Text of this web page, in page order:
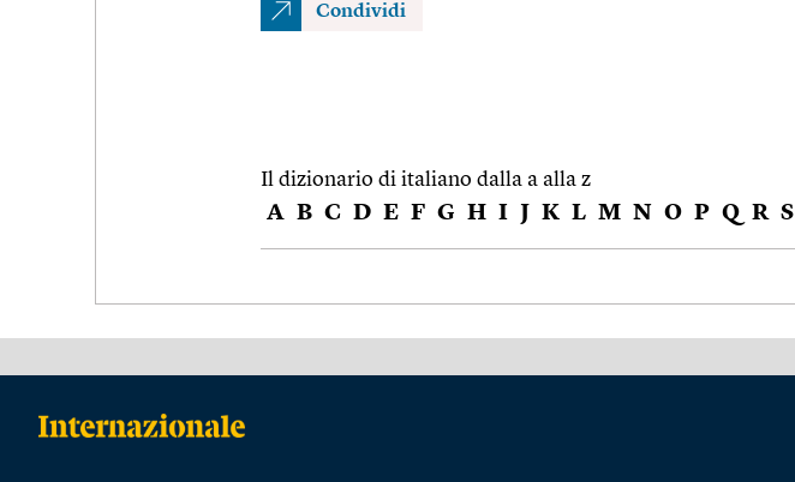
Condividi
Il dizionario di italiano dalla a alla z
A B C D E F G H I J K L M N O P Q R S